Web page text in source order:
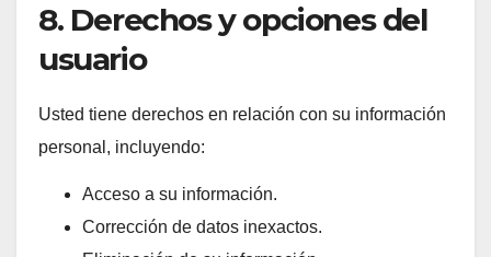
8. Derechos y opciones del
usuario
Usted tiene derechos en relación con su información
personal, incluyendo:
Acceso a su información.
Corrección de datos inexactos.